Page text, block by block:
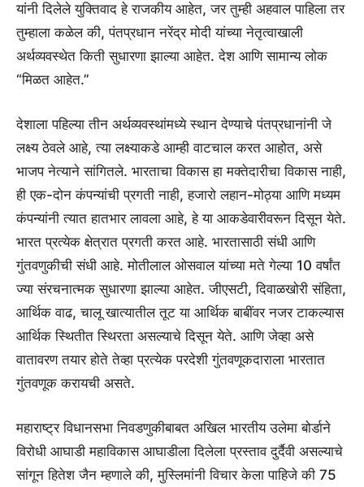
यांनी दिलेले युक्तिवाद हे राजकीय आहेत, जर तुम्ही अहवाल पाहिला तर
तुम्हाला कळेल की, पंतप्रधान नरेंद्र मोदी यांच्या नेतृत्वाखाली
अर्थव्यवस्थेत किती सुधारणा झाल्या आहेत. देश आणि सामान्य लोक
“मिळत आहेत.”
देशाला पहिल्या तीन अर्थव्यवस्थांमध्ये स्थान देण्याचे पंतप्रधानांनी जे
लक्ष्य ठेवले आहे, त्या लक्ष्याकडे आम्ही वाटचाल करत आहोत, असे
भाजप नेत्याने सांगितले. भारताचा विकास हा मक्तेदारीचा विकास नाही,
ही एक-दोन कंपन्यांची प्रगती नाही, हजारो लहान-मोठ्या आणि मध्यम
कंपन्यांनी त्यात हातभार लावला आहे, हे या आकडेवारीवरून दिसून येते.
भारत प्रत्येक क्षेत्रात प्रगती करत आहे. भारतासाठी संधी आणि
गुंतवणुकीची संधी आहे. मोतीलाल ओसवाल यांच्या मते गेल्या 10 वर्षांत
ज्या संरचनात्मक सुधारणा झाल्या आहेत. जीएसटी, दिवाळखोरी संहिता,
आर्थिक वाढ, चालू खात्यातील तूट या आर्थिक बाबींवर नजर टाकल्यास
आर्थिक स्थितीत स्थिरता असल्याचे दिसून येते. आणि जेव्हा असे
वातावरण तयार होते तेव्हा प्रत्येक परदेशी गुंतवणूकदाराला भारतात
गुंतवणूक करायची असते.
महाराष्ट्र विधानसभा निवडणुकीबाबत अखिल भारतीय उलेमा बोर्डाने
विरोधी आघाडी महाविकास आघाडीला दिलेला प्रस्ताव दुर्दैवी असल्याचे
सांगून हितेश जैन म्हणाले की, मुस्लिमांनी विचार केला पाहिजे की 75